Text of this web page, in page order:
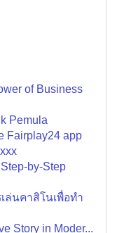
of Business
Pemula
Fairplay24 app
by-Step
ล่นคาสิโนเพื่อทำ
Story in Moder...